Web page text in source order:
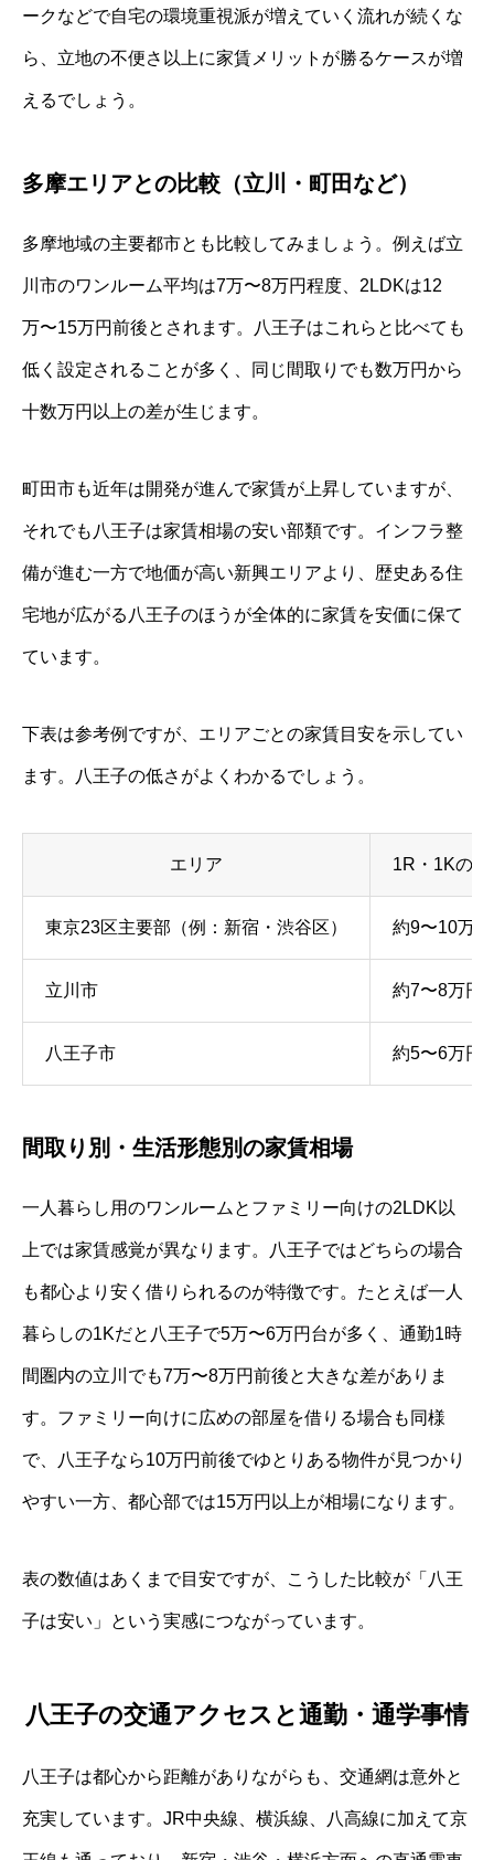
ークなどで自宅の環境重視派が増えていく流れが続くな
ら、立地の不便さ以上に家賃メリットが勝るケースが増
えるでしょう。
多摩エリアとの比較（立川・町田など）
多摩地域の主要都市とも比較してみましょう。例えば立
川市のワンルーム平均は7万〜8万円程度、2LDKは12
万〜15万円前後とされます。八王子はこれらと比べても
低く設定されることが多く、同じ間取りでも数万円から
十数万円以上の差が生じます。
町田市も近年は開発が進んで家賃が上昇していますが、
それでも八王子は家賃相場の安い部類です。インフラ整
備が進む一方で地価が高い新興エリアより、歴史ある住
宅地が広がる八王子のほうが全体的に家賃を安価に保て
ています。
下表は参考例ですが、エリアごとの家賃目安を示してい
ます。八王子の低さがよくわかるでしょう。
エリア 1R・1Kの相
東京23区主要部（例：新宿・渋谷区） 約9〜10万円
立川市 約7〜8万円
八王子市 約5〜6万円
間取り別・生活形態別の家賃相場
一人暮らし用のワンルームとファミリー向けの2LDK以
上では家賃感覚が異なります。八王子ではどちらの場合
も都心より安く借りられるのが特徴です。たとえば一人
暮らしの1Kだと八王子で5万〜6万円台が多く、通勤1時
間圏内の立川でも7万〜8万円前後と大きな差がありま
す。ファミリー向けに広めの部屋を借りる場合も同様
で、八王子なら10万円前後でゆとりある物件が見つかり
やすい一方、都心部では15万円以上が相場になります。
表の数値はあくまで目安ですが、こうした比較が「八王
子は安い」という実感につながっています。
八王子の交通アクセスと通勤・通学事情
八王子は都心から距離がありながらも、交通網は意外と
充実しています。JR中央線、横浜線、八高線に加えて京